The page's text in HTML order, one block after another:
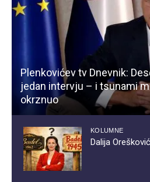
Plenkovićev tv Dnevnik:
jedan intervju – i tsunami
okrznuo
KOLUMNE
Dalija